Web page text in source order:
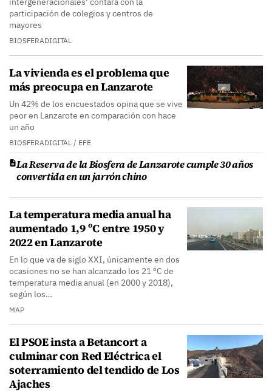
participación de colegios y centros de
mayores
BIOSFERADIGITAL
La vivienda es el problema que
más preocupa en Lanzarote
Un 42% de los encuestados opina que se vive
peor en Lanzarote en comparación con hace
un año
BIOSFERADIGITAL / EFE
La Reserva de la Biosfera de Lanzarote cumple 30 años
convertida en un jarrón chino
La temperatura media anual ha
aumentado 1,9 ºC entre 1950 y
2022 en Lanzarote
En lo que va de siglo XXI, únicamente en dos
ocasiones no se han alcanzado los 21 ºC de
temperatura media anual (en 2000 y 2018),
según los…
MAP
El PSOE insta a Betancort a
culminar con Red Eléctrica el
soterramiento del tendido de Los
Ajaches